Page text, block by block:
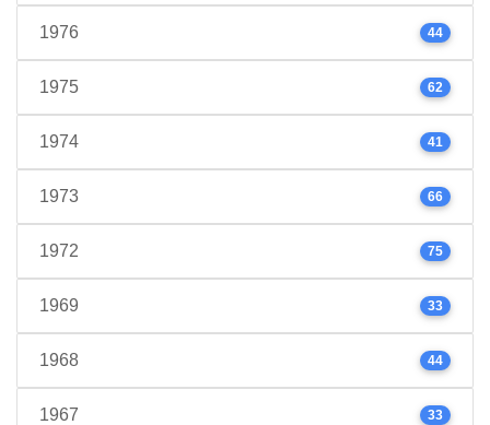
1976 44
1975 62
1974 41
1973 66
1972 75
1969 33
1968 44
1967 33